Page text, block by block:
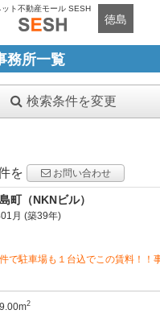
ット不動産モール SESH
徳島
務所一覧
検索条件を変更
を
お問い合わせ
町（NKNビル）
月 (築39年)
で駐車場も１台込でこの賃料！！
2